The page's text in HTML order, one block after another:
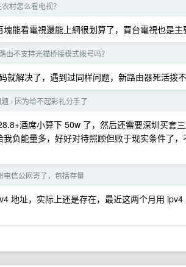
村怎么看电视？
能看電視還能上網很划算了，買台電視也是主
由不支持光猫桥接模式拨号吗？
就解决了，遇到过同样问题，新路由器死活拨
› 因为给不起彩礼分手了
酒席小算下 50w 了，然后还需要深圳买套
负能量多，好好对待照顾但败于现实条件了
电信公网寄了，包括存量
地址，实际上还是存在，最近这两个月用